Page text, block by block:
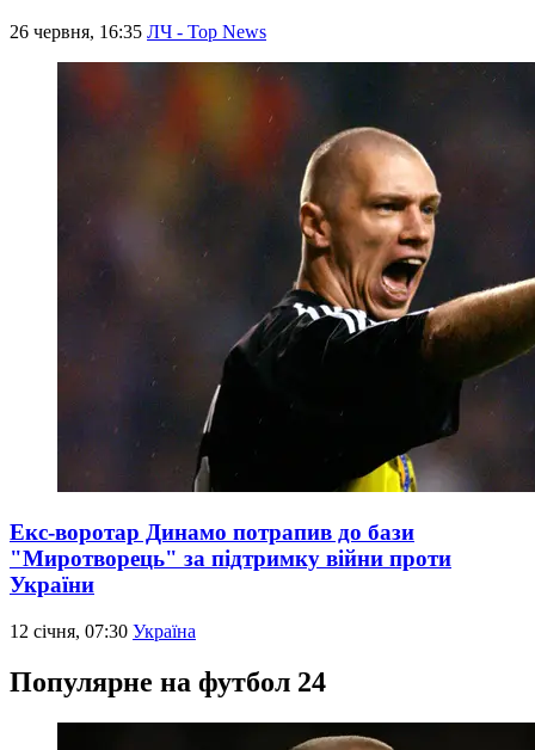
26 червня, 16:35 ЛЧ - Top News
Екс-воротар Динамо потрапив до бази
"Миротворець" за підтримку війни проти
України
12 січня, 07:30 Україна
Популярне на футбол 24